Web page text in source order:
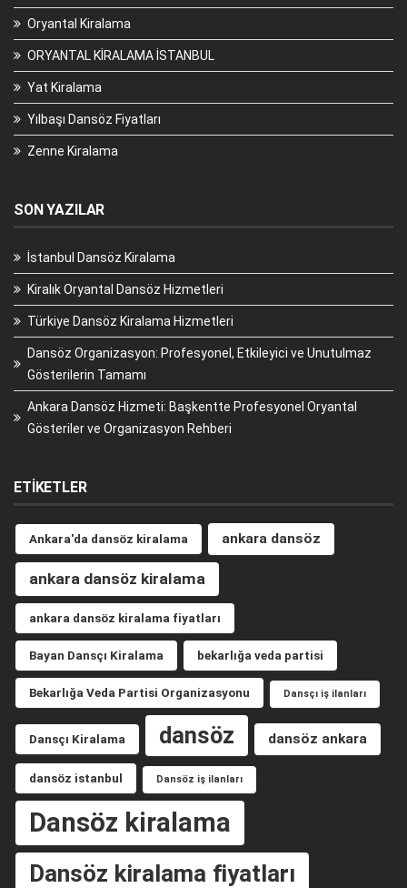
Oryantal Kiralama
ORYANTAL KİRALAMA İSTANBUL
Yat Kiralama
Yılbaşı Dansöz Fiyatları
Zenne Kiralama
SON YAZILAR
İstanbul Dansöz Kiralama
Kiralık Oryantal Dansöz Hizmetleri
Türkiye Dansöz Kiralama Hizmetleri
Dansöz Organizasyon: Profesyonel, Etkileyici ve Unutulmaz
Gösterilerin Tamamı
Ankara Dansöz Hizmeti: Başkentte Profesyonel Oryantal
Gösteriler ve Organizasyon Rehberi
ETIKETLER
Ankara'da dansöz kiralama ankara dansöz
ankara dansöz kiralama
ankara dansöz kiralama fiyatları
Bayan Dansçı Kiralama bekarlığa veda partisi
Bekarlığa Veda Partisi Organizasyonu Dansçı iş ilanları
Dansçı Kiralama dansöz dansöz ankara
dansöz istanbul Dansöz iş ilanları
Dansöz kiralama
Dansöz kiralama fiyatları